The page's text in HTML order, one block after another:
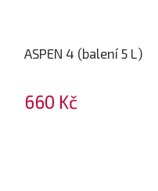
ASPEN 4 (balení 5 L)
660 Kč